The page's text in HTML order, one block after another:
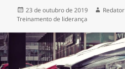
Publicado
em
23 de outubro de 2019 Autor
Redator
Treinamento de liderança